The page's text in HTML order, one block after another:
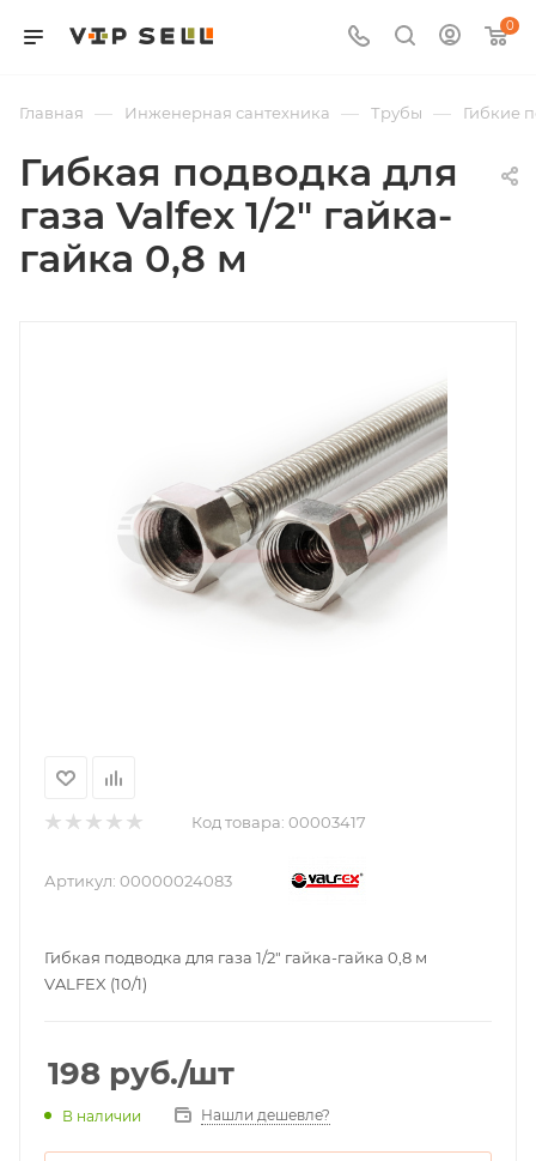
0
Главная — Инженерная сантехника — Трубы — Гибкие
Гибкая подводка для
газа Valfex 1/2" гайка-
гайка 0,8 м
Код товара: 00003417
Артикул: 00000024083
Гибкая подводка для газа 1/2" гайка-гайка 0,8 м
VALFEX (10/1)
198 руб./шт
В наличии Нашли дешевле?